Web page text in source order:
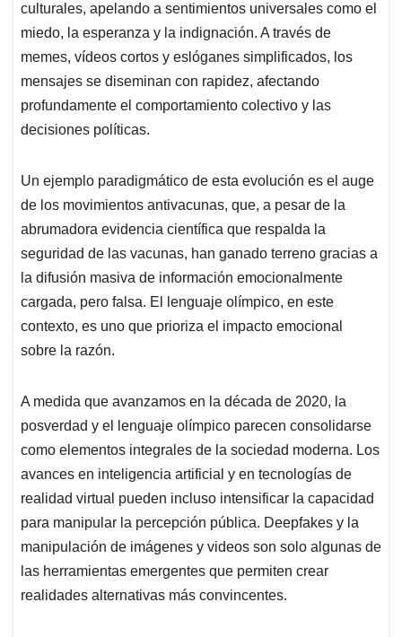
culturales, apelando a sentimientos universales como el
miedo, la esperanza y la indignación. A través de
memes, vídeos cortos y eslóganes simplificados, los
mensajes se diseminan con rapidez, afectando
profundamente el comportamiento colectivo y las
decisiones políticas.
Un ejemplo paradigmático de esta evolución es el auge
de los movimientos antivacunas, que, a pesar de la
abrumadora evidencia científica que respalda la
seguridad de las vacunas, han ganado terreno gracias a
la difusión masiva de información emocionalmente
cargada, pero falsa. El lenguaje olímpico, en este
contexto, es uno que prioriza el impacto emocional
sobre la razón.
A medida que avanzamos en la década de 2020, la
posverdad y el lenguaje olímpico parecen consolidarse
como elementos integrales de la sociedad moderna. Los
avances en inteligencia artificial y en tecnologías de
realidad virtual pueden incluso intensificar la capacidad
para manipular la percepción pública. Deepfakes y la
manipulación de imágenes y videos son solo algunas de
las herramientas emergentes que permiten crear
realidades alternativas más convincentes.